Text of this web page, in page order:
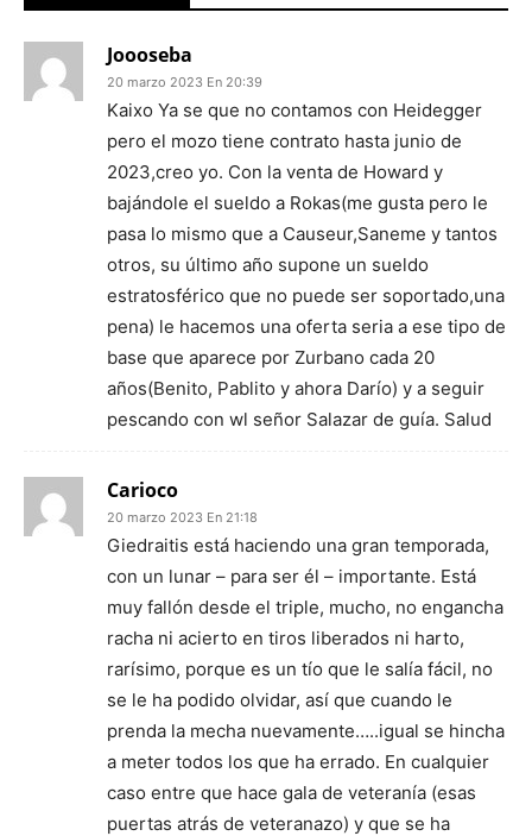
Joooseba
20 marzo 2023 En 20:39
Kaixo Ya se que no contamos con Heidegger
pero el mozo tiene contrato hasta junio de
2023,creo yo. Con la venta de Howard y
bajándole el sueldo a Rokas(me gusta pero le
pasa lo mismo que a Causeur,Saneme y tantos
otros, su último año supone un sueldo
estratosférico que no puede ser soportado,una
pena) le hacemos una oferta seria a ese tipo de
base que aparece por Zurbano cada 20
años(Benito, Pablito y ahora Darío) y a seguir
pescando con wl señor Salazar de guía. Salud
Carioco
20 marzo 2023 En 21:18
Giedraitis está haciendo una gran temporada,
con un lunar – para ser él – importante. Está
muy fallón desde el triple, mucho, no engancha
racha ni acierto en tiros liberados ni harto,
rarísimo, porque es un tío que le salía fácil, no
se le ha podido olvidar, así que cuando le
prenda la mecha nuevamente…..igual se hincha
a meter todos los que ha errado. En cualquier
caso entre que hace gala de veteranía (esas
puertas atrás de veteranazo) y que se ha